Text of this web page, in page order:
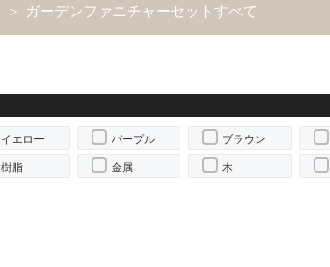
＞ ガーデンファニチャーセットすべて
イエロー パープル ブラウン
樹脂 金属 木